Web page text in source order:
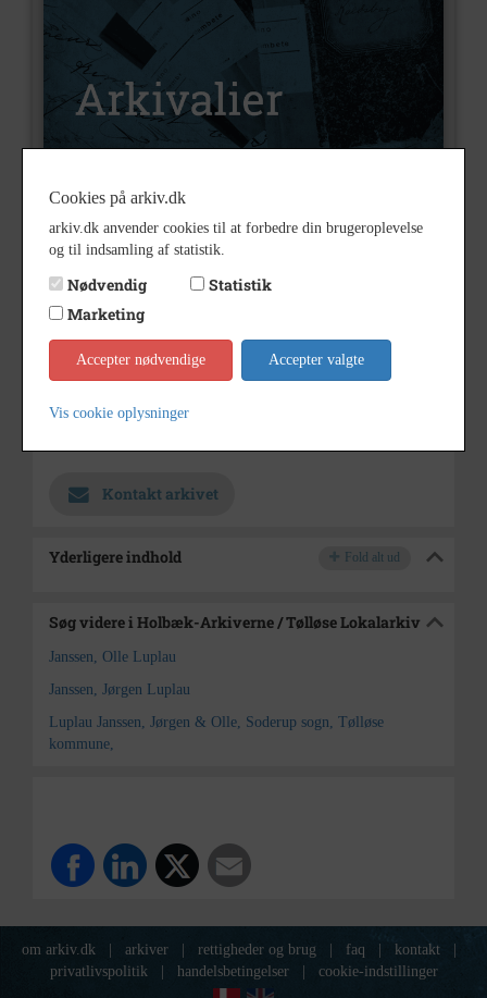
Type Arkivalier
Arkivskaber
Luplau Janssen, Jørgen & Olle,
Årstal 1957
Dateringsnote 1957
Arkiv
Kontakt arkivet
Yderligere indhold Fold alt ud
Søg videre i Holbæk-Arkiverne / Tølløse Lokalarkiv
Janssen, Olle Luplau
Janssen, Jørgen Luplau
Luplau Janssen, Jørgen & Olle, Soderup sogn, Tølløse
kommune,
om arkiv.dk arkiver rettigheder og brug faq kontakt
privatlivspolitik
handelsbetingelser cookie-indstillinger
Cookies på arkiv.dk
arkiv.dk anvender cookies til at forbedre din brugeroplevelse
og til indsamling af statistik.
Nødvendig
Statistik
Marketing
Accepter nødvendige Accepter valgte
Vis cookie oplysninger